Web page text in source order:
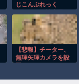
じこんぷれっく
れて素直になるまで
責められちゃう話〜
【悲報】チーター、
無理矢理カメラを設